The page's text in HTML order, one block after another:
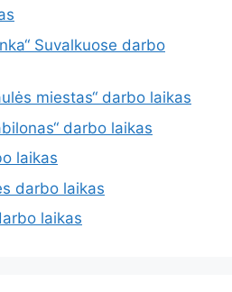
Suvalkuose darbo
miestas“ darbo laikas
darbo laikas
laikas
darbo laikas
laikas